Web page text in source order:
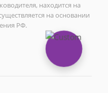
находится на
на основании
РФ.